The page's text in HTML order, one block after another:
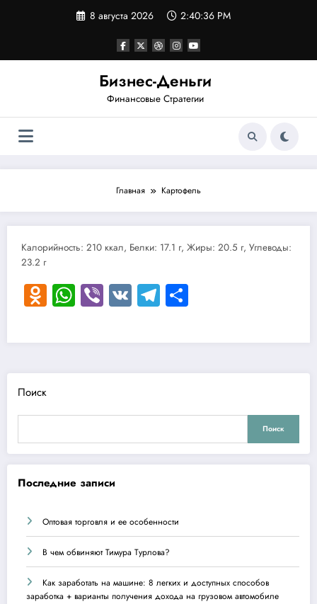
8 августа 2026 2:40:36 PM
Бизнес-Деньги
Финансовые Стратегии
Главная Картофель
Калорийность: 210 ккал, Белки: 17.1 г, Жиры: 20.5 г, Углеводы:
23.2 г
Odnoklassniki
WhatsApp
Viber
VKTelegram
Поиск
Поиск
Последние записи
Оптовая торговля и ее особенности
В чем обвиняют Тимура Турлова?
Как заработать на машине: 8 легких и доступных способов
заработка + варианты получения дохода на грузовом автомобиле